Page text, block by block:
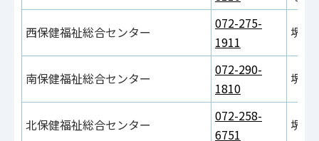
西保健福祉総合センター
072-275-
1911
堺市
南保健福祉総合センター
072-290-
1810
堺市
北保健福祉総合センター
072-258-
6751
堺市